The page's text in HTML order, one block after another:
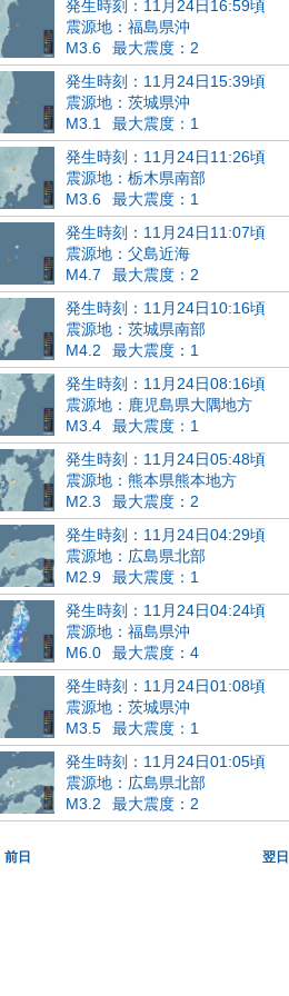
発生時刻：11月24日16:59頃
震源地：福島県沖
M3.6
最大震度：2
発生時刻：11月24日15:39頃
震源地：茨城県沖
M3.1
最大震度：1
発生時刻：11月24日11:26頃
震源地：栃木県南部
M3.6
最大震度：1
発生時刻：11月24日11:07頃
震源地：父島近海
M4.7
最大震度：2
発生時刻：11月24日10:16頃
震源地：茨城県南部
M4.2
最大震度：1
発生時刻：11月24日08:16頃
震源地：鹿児島県大隅地方
M3.4
最大震度：1
発生時刻：11月24日05:48頃
震源地：熊本県熊本地方
M2.3
最大震度：2
発生時刻：11月24日04:29頃
震源地：広島県北部
M2.9
最大震度：1
発生時刻：11月24日04:24頃
震源地：福島県沖
M6.0
最大震度：4
発生時刻：11月24日01:08頃
震源地：茨城県沖
M3.5
最大震度：1
発生時刻：11月24日01:05頃
震源地：広島県北部
M3.2
最大震度：2
前日 翌日